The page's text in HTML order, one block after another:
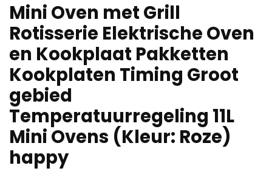
Mini Oven met Grill
Rotisserie Elektrische Oven
en Kookplaat Pakketten
Kookplaten Timing Groot
gebied
Temperatuurregeling 11L
Mini Ovens (Kleur: Roze)
happy